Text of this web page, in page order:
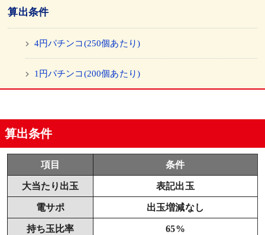
算出条件
4円パチンコ(250個あたり)
1円パチンコ(200個あたり)
算出条件
項目 条件
大当たり出玉 表記出玉
電サポ 出玉増減なし
持ち玉比率 65%